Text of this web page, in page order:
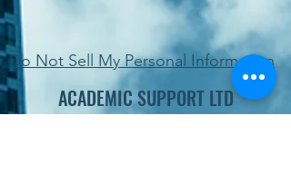
Do Not Sell My Personal Information
ACADEMIC SUPPORT LTD